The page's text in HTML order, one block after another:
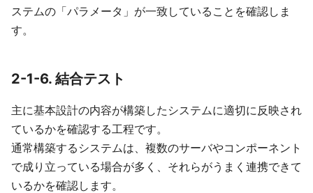
ステムの「パラメータ」が一致していることを確認しま
す。
2-1-6. 結合テスト
主に基本設計の内容が構築したシステムに適切に反映され
ているかを確認する工程です。
通常構築するシステムは、複数のサーバやコンポーネント
で成り立っている場合が多く、それらがうまく連携できて
いるかを確認します。